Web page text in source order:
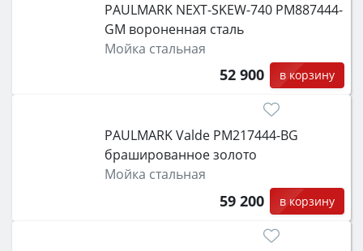
PAULMARK NEXT-SKEW-740 PM887444-
GM вороненная сталь
Мойка стальная
52 900 в корзину
PAULMARK Valde PM217444-BG
брашированное золото
Мойка стальная
59 200 в корзину